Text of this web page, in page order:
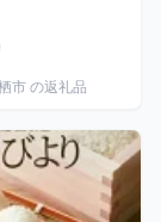
PET ペットボ
コーラ コカコ
ー イタリア
市 の返礼品